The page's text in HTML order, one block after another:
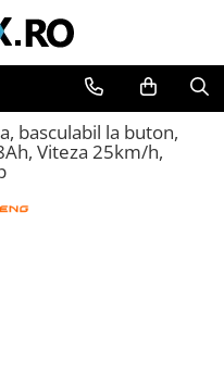
basculabil la buton,
Viteza 25km/h,